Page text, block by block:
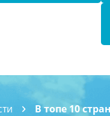
В топе 10